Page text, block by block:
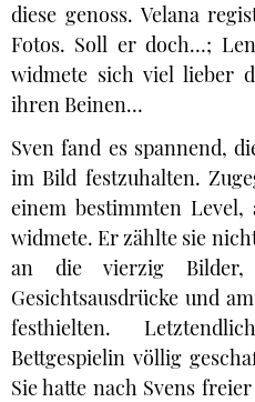
diese genoss. Velana
Fotos. Soll er doch…;
widmete sich viel lieber
ihren Beinen…
Sven fand es spannend,
im Bild festzuhalten.
einem bestimmten
widmete. Er zählte sie
an die vierzig Bilder,
Gesichtsausdrücke und
festhielten.
Bettgespielin völlig
Sie hatte nach Svens